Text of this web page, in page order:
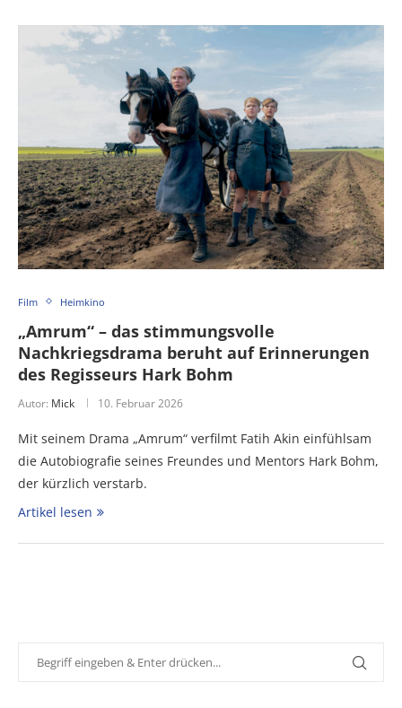
Film Heimkino
„Amrum“ – das stimmungsvolle
Nachkriegsdrama beruht auf Erinnerungen
des Regisseurs Hark Bohm
Autor: Mick 10. Februar 2026
Mit seinem Drama „Amrum“ verfilmt Fatih Akin einfühlsam
die Autobiografie seines Freundes und Mentors Hark Bohm,
der kürzlich verstarb.
Artikel lesen